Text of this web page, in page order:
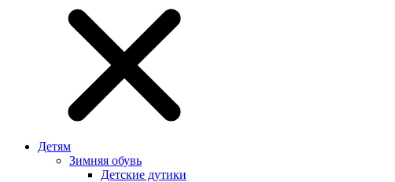
Детям
Зимняя обувь
Детские дутики